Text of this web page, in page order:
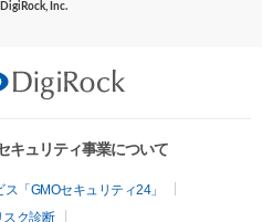
Inc.
キュリティ事業について
「GMOセキュリティ24」
スク診断